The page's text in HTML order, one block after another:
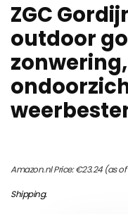
ZGC
outdoor
Amazon.nl Price:€23.24(as of
Shipping.